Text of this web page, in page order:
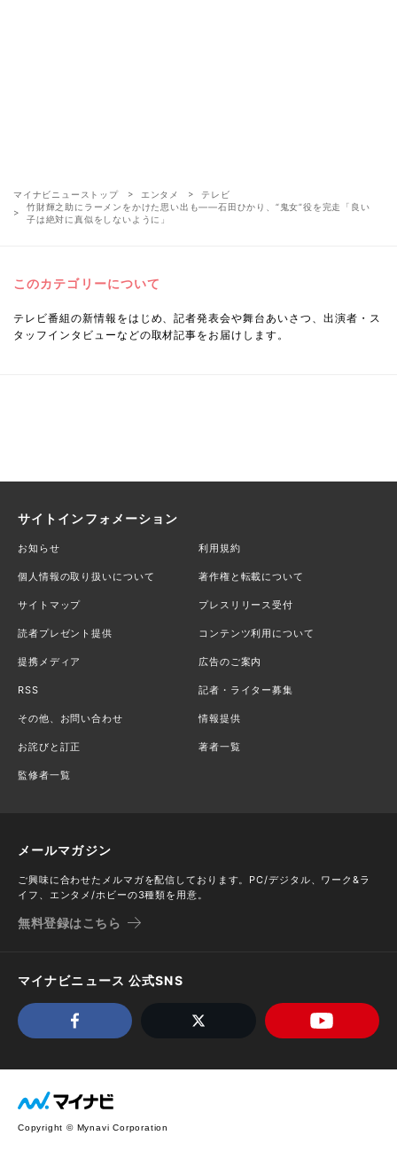
マイナビニューストップ エンタメ
テレビ
竹財輝之助にラーメンをかけた思い出も――石田ひかり、“鬼女”役を完走「良い
子は絶対に真似をしないように」
このカテゴリーについて
テレビ番組の新情報をはじめ、記者発表会や舞台あいさつ、出演者・ス
タッフインタビューなどの取材記事をお届けします。
サイトインフォメーション
お知らせ 利用規約
個人情報の取り扱いについて 著作権と転載について
サイトマップ プレスリリース受付
読者プレゼント提供 コンテンツ利用について
提携メディア 広告のご案内
RSS 記者・ライター募集
その他、お問い合わせ 情報提供
お詫びと訂正 著者一覧
監修者一覧
メールマガジン
ご興味に合わせたメルマガを配信しております。PC/デジタル、ワーク&ラ
イフ、エンタメ/ホビーの3種類を用意。
無料登録はこちら
マイナビニュース 公式SNS
Copyright © Mynavi Corporation